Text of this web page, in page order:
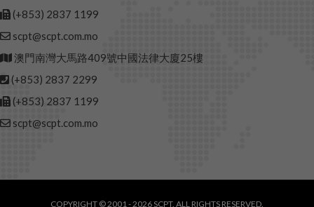
(+853) 2837 1199
scpt@scpt.com.mo
澳門南灣大馬路409號中國法律大廈25樓
(+853) 2837 2299
(+853) 2837 1199
scpt@scpt.com.mo
COPYRIGHT © 2001 - 2026 SCPT. ALL RIGHTS RESERVED.